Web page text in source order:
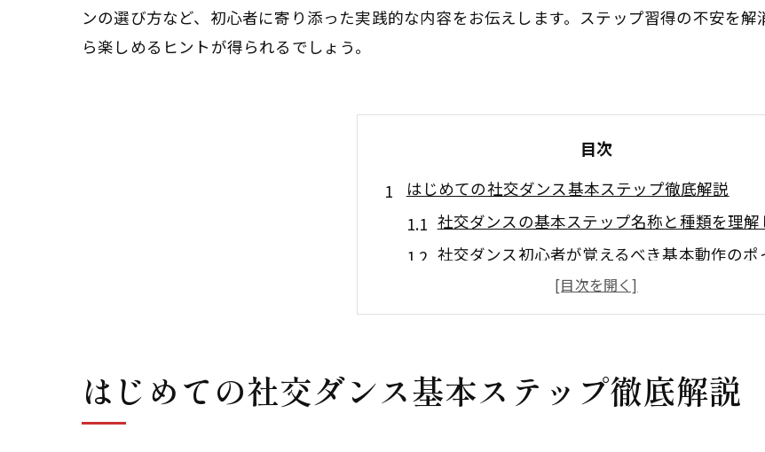
ンの選び方など、初心者に寄り添った実践的な内容をお伝えします。ステップ習得の不安を
ら楽しめるヒントが得られるでしょう。
目次
はじめての社交ダンス基本ステップ徹底解説
社交ダンスの基本ステップ名称と種類を理解
社交ダンス初心者が覚えるべき基本動作のポ
社交ダンス基本ステップの図解で流れを把握
社交ダンスステップ一覧と特徴的な動きを紹
基本が身につく社交ダンス練習法とは
はじめての社交ダンス基本ステップ徹底解説